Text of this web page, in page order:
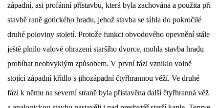
© 2026 eStránky.cz |Aktualizováno: 17. 7. 2026 |Nahoru ↑
západní, asi profánní přístavbu, která byla zachována a použita při
stavbě raně gotického hradu, jehož stavba se táhla do pokročilé
druhé poloviny století. Protože funkci obvodového opevnění stále
ještě plnilo valové ohrazení staršího dvorce, mohla stavba hradu
probíhat neobvyklým způsobem. V první fázi vzniklo volně
stojící západní křídlo s jihozápadní čtyřhrannou věží. Ve druhé
fázi k němu na severní straně byla přistavěna další čtyřhranná věž